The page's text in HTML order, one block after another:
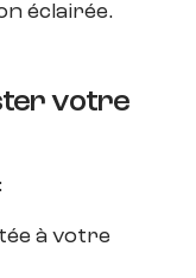
éclairée.
votre
à votre